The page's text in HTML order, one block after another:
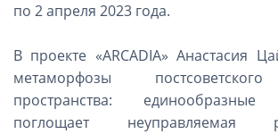
по 2 апреля 2023 года.
В проекте «ARCADIA» Анастасия
метаморфозы
пространства: единообразные
поглощает неуправляемая